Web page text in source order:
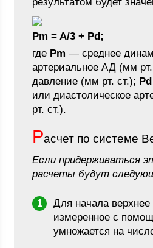
Рm = A/3 + Pd;
где Рm — среднее
артериальное АД (мм
давление (мм рт. ст.); Рd
или диастолическое
рт. ст.).
Расчет по системе
Если придерживаться
расчеты будут
Для начала
измеренное с
умножается на